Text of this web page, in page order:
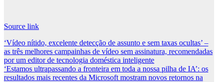
Source link
Post
navigation
‘Vídeo nítido, excelente detecção de assunto e sem taxas ocultas’ –
as três melhores campainhas de vídeo sem assinatura, recomendadas
por um editor de tecnologia doméstica inteligente
‘Estamos ultrapassando a fronteira em toda a nossa pilha de IA’: os
resultados mais recentes da Microsoft mostram novos retornos na